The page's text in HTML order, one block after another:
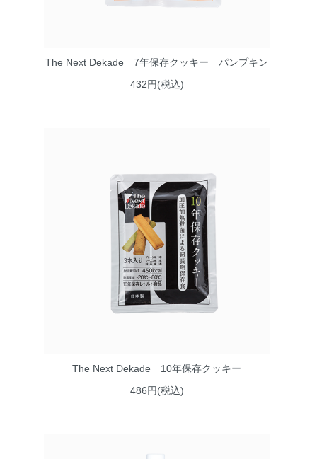
The Next Dekade 7年保存クッキー パンプキン
432円(税込)
The Next Dekade 10年保存クッキー
486円(税込)